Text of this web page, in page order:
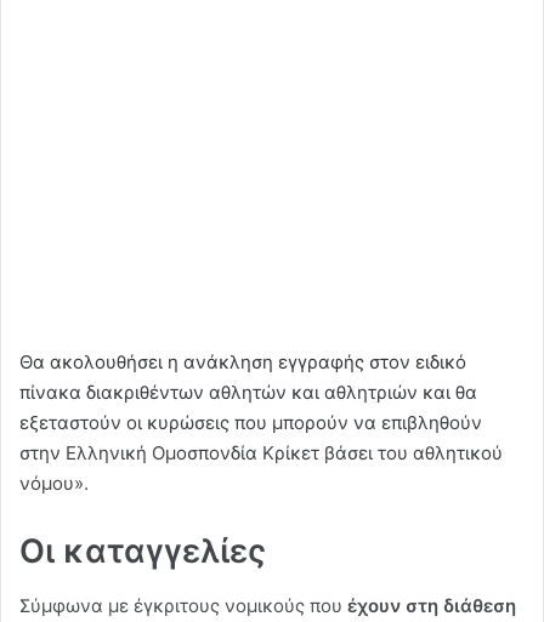
Θα ακολουθήσει η ανάκληση εγγραφής στον ειδικό
πίνακα διακριθέντων αθλητών και αθλητριών και θα
εξεταστούν οι κυρώσεις που μπορούν να επιβληθούν
στην Ελληνική Ομοσπονδία Κρίκετ βάσει του αθλητικού
νόμου».
Οι καταγγελίες
Σύμφωνα με έγκριτους νομικούς που έχουν στη διάθεση